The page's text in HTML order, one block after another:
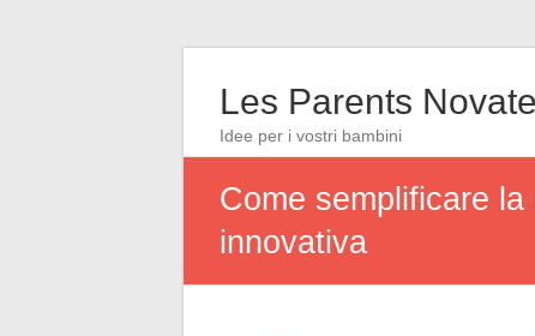
Les Parents
Idee per i vostri bambini
Come semplificare
innovativa